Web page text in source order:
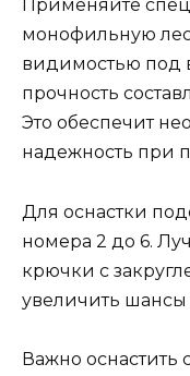
Применяйте
монофильную
видимостью под
прочность
Это обеспечит
надежность при
Для оснастки
номера 2 до 6.
крючки с
увеличить шансы
Важно оснастить